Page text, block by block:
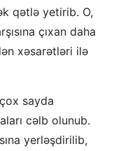
qətlə yetirib. O,
çıxan daha
xəsarətləri ilə
sayda
cəlb olunub.
yerləşdirilib,